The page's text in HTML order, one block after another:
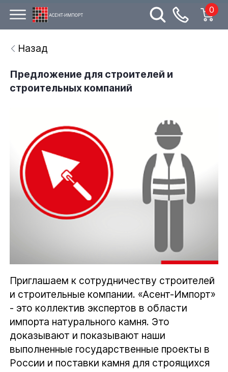
0
Назад
Предложение для строителей и
строительных компаний
Приглашаем к сотрудничеству строителей
и строительные компании. «Асент-Импорт»
- это коллектив экспертов в области
импорта натурального камня. Это
доказывают и показывают наши
выполненные государственные проекты в
России и поставки камня для строящихся